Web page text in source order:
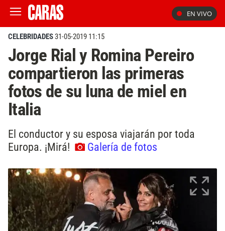
EN VIVO
CELEBRIDADES31-05-2019 11:15
Jorge Rial y Romina Pereiro
compartieron las primeras
fotos de su luna de miel en
Italia
El conductor y su esposa viajarán por toda
Europa. ¡Mirá!
Galería de fotos